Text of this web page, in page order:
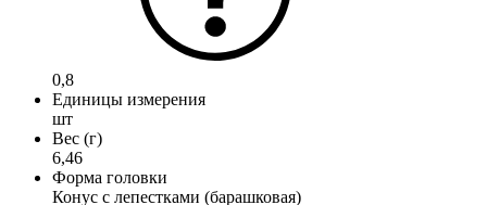
0,8
Единицы измерения
шт
Вес (г)
6,46
Форма головки
Конус с лепестками (барашковая)